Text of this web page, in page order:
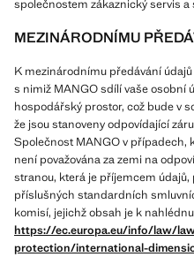
společnostem zákaznický servis a
MEZINÁRODNÍMU
K mezinárodnímu předávání
s nimiž MANGO sdílí vaše osobní
hospodářský prostor, což bude v
že jsou stanoveny odpovídající
Společnost MANGO v případech,
není považována za zemi na
stranou, která je příjemcem
příslušných standardních
komisí, jejichž obsah je k
https://ec.europa.eu/info/law/
protection/international-